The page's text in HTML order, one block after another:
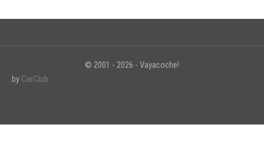
© 2001 - 2026 - Vayacoche!
by CarClub